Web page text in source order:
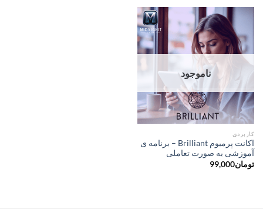
ناموجود
کاربردی
اکانت پرمیوم Brilliant – برنامه ی
آموزشی به صورت تعاملی
تومان99,000